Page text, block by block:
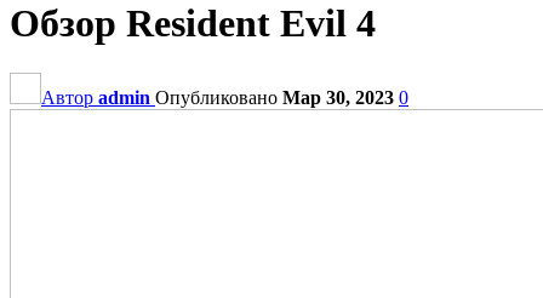
Обзор Resident Evil 4
Автор admin Опубликовано Мар 30, 2023 0